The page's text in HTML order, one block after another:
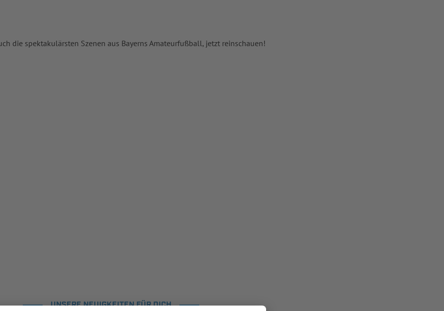
die spektakulärsten Szenen aus Bayerns Amateurfußball, jetzt reinschauen!
UNSERE NEUIGKEITEN FÜR DICH